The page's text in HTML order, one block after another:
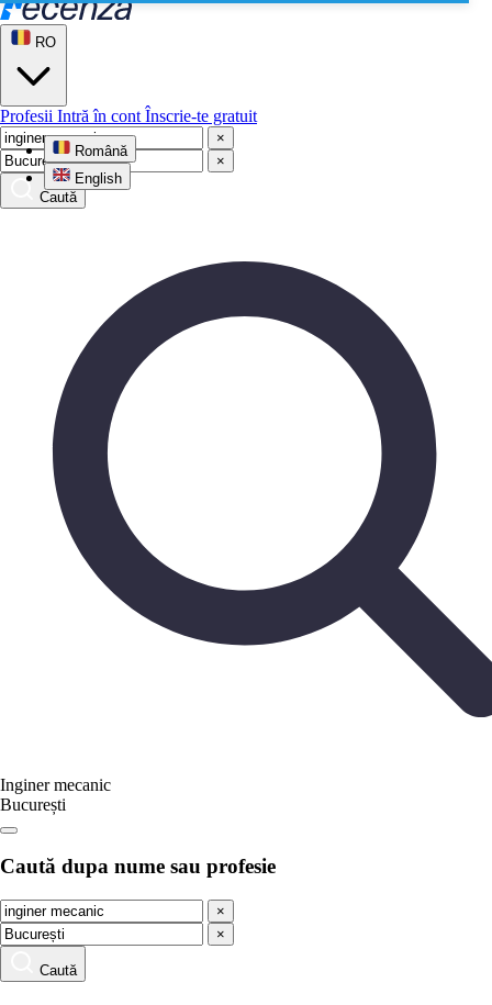
RO
Română
English
Profesii Intră în cont Înscrie-te gratuit
×
×
Caută
Inginer mecanic
București
Caută dupa nume sau profesie
×
×
Caută